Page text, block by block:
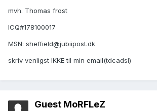
mvh. Thomas frost
ICQ#178100017
MSN: sheffield@jubiipost.dk
skriv venligst IKKE til min email(tdcadsl)
Guest MoRFLeZ